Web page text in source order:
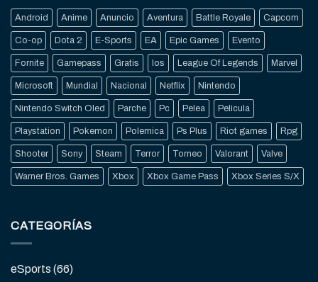
Android Anime Anuncio Aventura Battle Royale Capcom
Co-op Dota 2 E-Sports EA Epic Games Evento
Fornite Gamepass Gratis Ios League Of Legends Marvel
Microsoft Mundial Nacional Netflix Nintendo
Nintendo Switch Oled Parche Pc Pelea Pelicula
Playstation Pokemon Polemica Ps Plus Riot games Rpg
Shooter Sony Steam Terror Torneo Valorant Valve
Warner Bros. Games Xbox Xbox Game Pass Xbox Series S/X
CATEGORÍAS
eSports (66)